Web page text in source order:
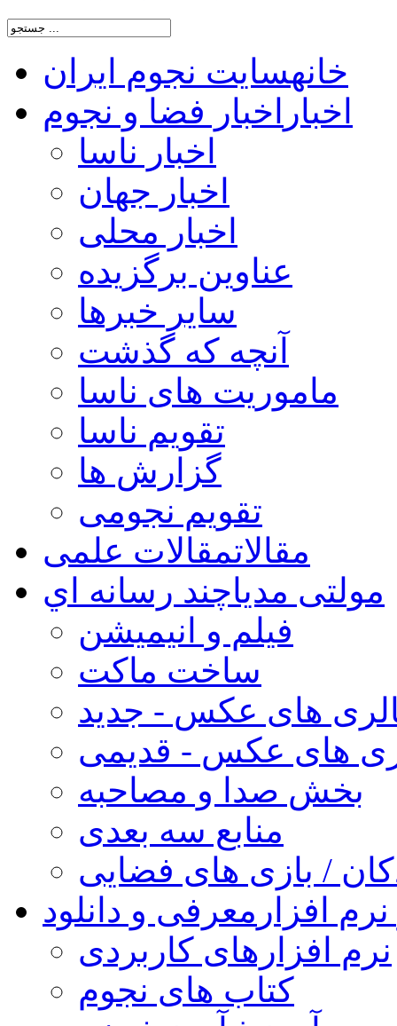
خانهسایت نجوم ایران
اخبار اخبار فضا و نجوم
اخبار ناسا
اخبار جهان
اخبار محلی
عناوین برگزیده
سایر خبرها
آنچه که گذشت
ماموریت های ناسا
تقویم ناسا
گزارش ها
تقویم نجومی
مقالاتمقالات علمی
مولتی مدیاچند رسانه اي
فیلم و انیمیشن
ساخت ماکت
های عکس - جدید
های عکس - قدیمی
بخش صدا و مصاحبه
منابع سه بعدی
/ بازی های فضایی
افزار معرفی و دانلود
نرم افزارهای کاربردی
کتاب های نجوم